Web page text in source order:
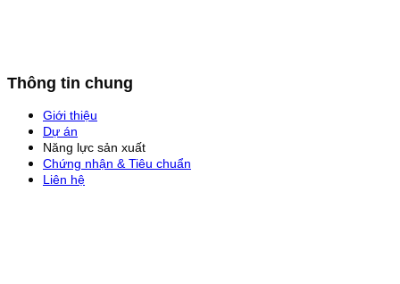
Thông tin chung
Giới thiệu
Dự án
Năng lực sản xuất
Chứng nhận & Tiêu chuẩn
Liên hệ